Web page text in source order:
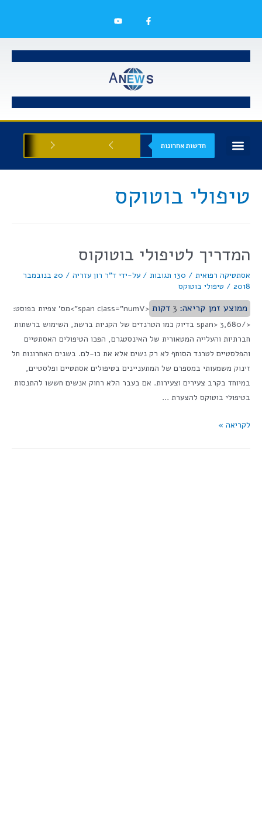
חדשות אחרונות
טיפולי בוטוקס
המדריך לטיפולי בוטוקוס
אסתטיקה רפואית / 130 תגובות / על-ידי ד"ר רון עזריה /
20 בנובמבר
2018
/ טיפולי בוטוקס
ממוצע זמן קריאה: 3 דקות
<span class="numV">מס' צפיות בפוסט:
</span> 3,680 בדיוק כמו הטרנדים של הקניות ברשת, השימוש ברשתות
חברתיות והעלייה המטאורית של האינסטגרם, הפכו הטיפולים האסתטיים
והפלסטיים לטרנד הסוחף לא רק נשים אלא את כו-לם. בשנים האחרונות חל
זינוק משמעותי במספרם של המתעניינים בטיפולים אסתטיים ופלסטיים,
במיוחד בקרב צעירים וצעירות. אם בעבר הלא רחוק אנשים חששו להתנסות
בטיפולי בוטוקס להצערת …
לקריאה »